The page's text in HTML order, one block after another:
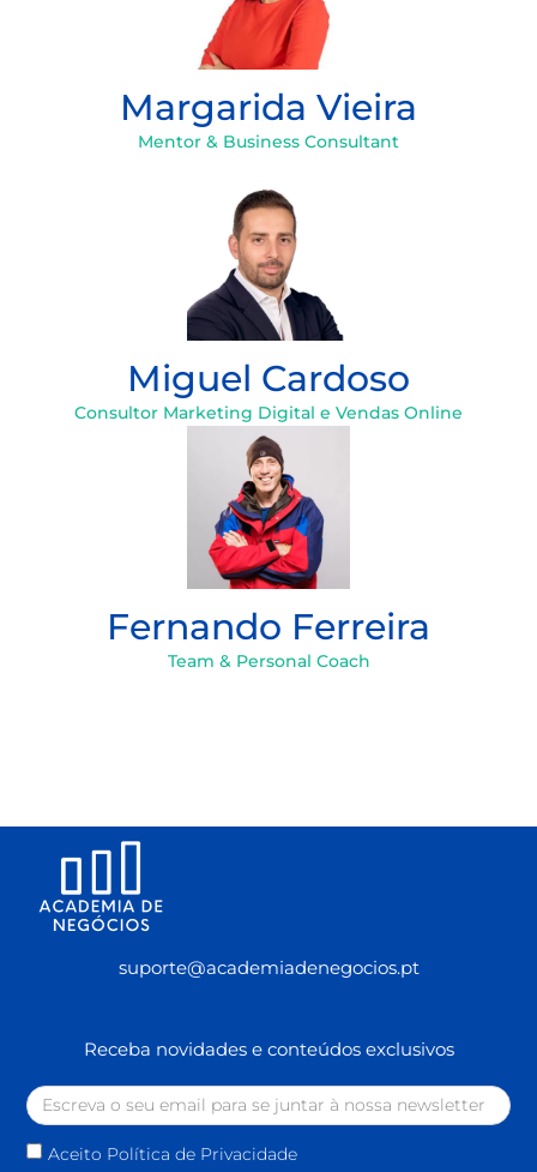
Margarida Vieira
Mentor & Business Consultant
Miguel Cardoso
Consultor Marketing Digital e Vendas Online
Fernando Ferreira
Team & Personal Coach
suporte@academiadenegocios.pt
Receba novidades e conteúdos exclusivos
Aceito Política de Privacidade